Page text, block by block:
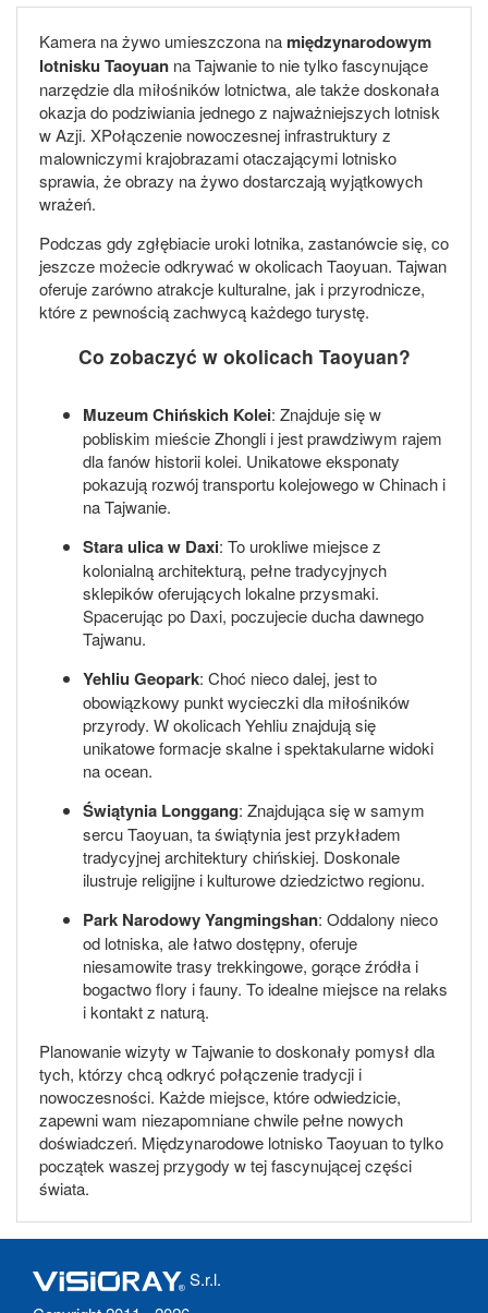
Kamera na żywo umieszczona na międzynarodowym
lotnisku Taoyuan na Tajwanie to nie tylko fascynujące
narzędzie dla miłośników lotnictwa, ale także doskonała
okazja do podziwiania jednego z najważniejszych lotnisk
w Azji. XPołączenie nowoczesnej infrastruktury z
malowniczymi krajobrazami otaczającymi lotnisko
sprawia, że obrazy na żywo dostarczają wyjątkowych
wrażeń.
Podczas gdy zgłębiacie uroki lotnika, zastanówcie się, co
jeszcze możecie odkrywać w okolicach Taoyuan. Tajwan
oferuje zarówno atrakcje kulturalne, jak i przyrodnicze,
które z pewnością zachwycą każdego turystę.
Co zobaczyć w okolicach Taoyuan?
Muzeum Chińskich Kolei: Znajduje się w
pobliskim mieście Zhongli i jest prawdziwym rajem
dla fanów historii kolei. Unikatowe eksponaty
pokazują rozwój transportu kolejowego w Chinach i
na Tajwanie.
Stara ulica w Daxi: To urokliwe miejsce z
kolonialną architekturą, pełne tradycyjnych
sklepików oferujących lokalne przysmaki.
Spacerując po Daxi, poczujecie ducha dawnego
Tajwanu.
Yehliu Geopark: Choć nieco dalej, jest to
obowiązkowy punkt wycieczki dla miłośników
przyrody. W okolicach Yehliu znajdują się
unikatowe formacje skalne i spektakularne widoki
na ocean.
Świątynia Longgang: Znajdująca się w samym
sercu Taoyuan, ta świątynia jest przykładem
tradycyjnej architektury chińskiej. Doskonale
ilustruje religijne i kulturowe dziedzictwo regionu.
Park Narodowy Yangmingshan: Oddalony nieco
od lotniska, ale łatwo dostępny, oferuje
niesamowite trasy trekkingowe, gorące źródła i
bogactwo flory i fauny. To idealne miejsce na relaks
i kontakt z naturą.
Planowanie wizyty w Tajwanie to doskonały pomysł dla
tych, którzy chcą odkryć połączenie tradycji i
nowoczesności. Każde miejsce, które odwiedzicie,
zapewni wam niezapomniane chwile pełne nowych
doświadczeń. Międzynarodowe lotnisko Taoyuan to tylko
początek waszej przygody w tej fascynującej części
świata.
S.r.l.